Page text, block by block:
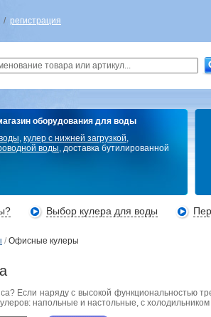
/ регистрация
оборудования для воды
, кулер с нижней загрузкой,
воды, доставка бутилированной
Выбор кулера для воды
/ Офисные кулеры
Если наряду с высокой функциональностью
напольные и настольные, с